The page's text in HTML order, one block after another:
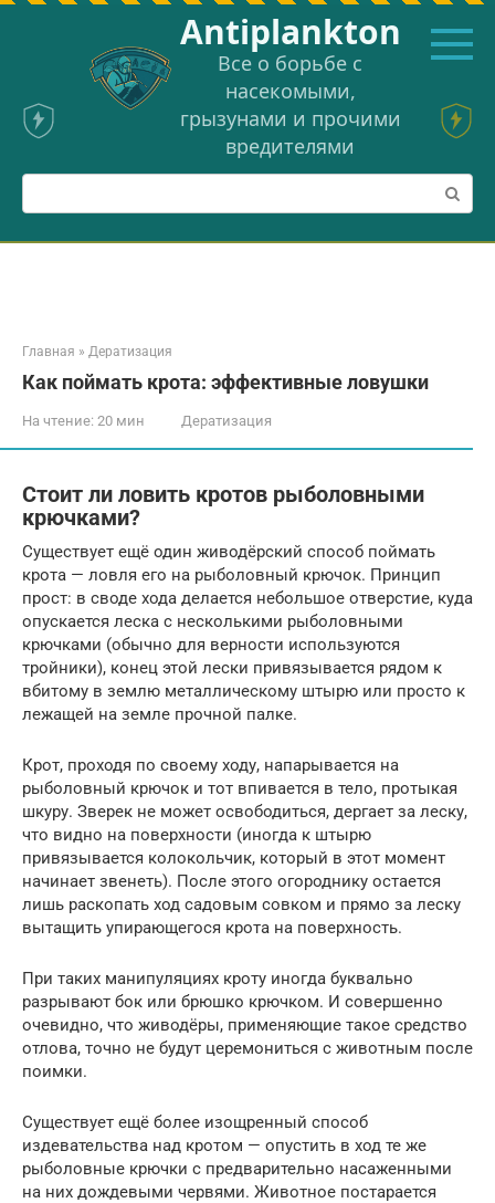
Перейти
Аntiplankton
Все о борьбе с
насекомыми,
грызунами и прочими
вредителями
Поиск:
Главная » Дератизация
Как поймать крота: эффективные ловушки
На чтение: 20 мин Дератизация
Стоит ли ловить кротов рыболовными
крючками?
Существует ещё один живодёрский способ поймать
крота — ловля его на рыболовный крючок. Принцип
прост: в своде хода делается небольшое отверстие, куда
опускается леска с несколькими рыболовными
крючками (обычно для верности используются
тройники), конец этой лески привязывается рядом к
вбитому в землю металлическому штырю или просто к
лежащей на земле прочной палке.
Крот, проходя по своему ходу, напарывается на
рыболовный крючок и тот впивается в тело, протыкая
шкуру. Зверек не может освободиться, дергает за леску,
что видно на поверхности (иногда к штырю
привязывается колокольчик, который в этот момент
начинает звенеть). После этого огороднику остается
лишь раскопать ход садовым совком и прямо за леску
вытащить упирающегося крота на поверхность.
При таких манипуляциях кроту иногда буквально
разрывают бок или брюшко крючком. И совершенно
очевидно, что живодёры, применяющие такое средство
отлова, точно не будут церемониться с животным после
поимки.
Существует ещё более изощренный способ
издевательства над кротом — опустить в ход те же
рыболовные крючки с предварительно насаженными
на них дождевыми червями. Животное постарается